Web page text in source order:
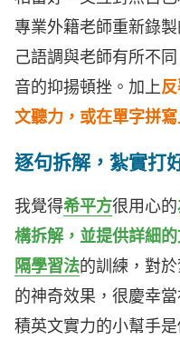
專業外籍老師重新錄
己語調與老師有所不
音的抑揚頓挫。加上
文聽力，或在單字拼
逐句拆解，紮實打
我覺得希平方很用心的
構拆解，並提供詳細
隔學習法的訓練，對
的神奇效果，很慶幸
積英文實力的小幫手是